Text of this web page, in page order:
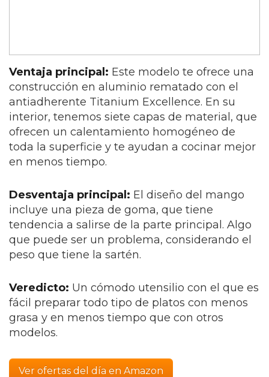
Ventaja principal: Este modelo te ofrece una
construcción en aluminio rematado con el
antiadherente Titanium Excellence. En su
interior, tenemos siete capas de material, que
ofrecen un calentamiento homogéneo de
toda la superficie y te ayudan a cocinar mejor
en menos tiempo.
Desventaja principal: El diseño del mango
incluye una pieza de goma, que tiene
tendencia a salirse de la parte principal. Algo
que puede ser un problema, considerando el
peso que tiene la sartén.
Veredicto: Un cómodo utensilio con el que es
fácil preparar todo tipo de platos con menos
grasa y en menos tiempo que con otros
modelos.
Ver ofertas del día en Amazon